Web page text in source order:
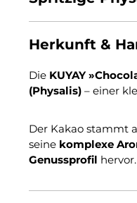
Herkunft &
Die KUYAY
(Physalis) – einer
Der Kakao stammt
seine komplexe
Genussprofil hervor.